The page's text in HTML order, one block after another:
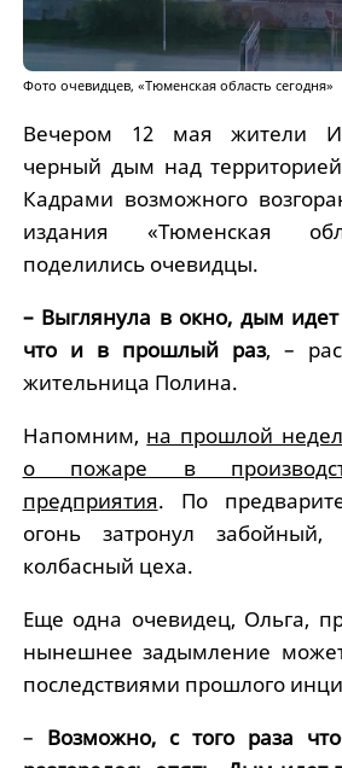
Фото очевидцев, «Тюменская область сегодня»
Вечером 12 мая жители
черный дым над
Кадрами возможного
издания «Тюменская
поделились очевидцы.
– Выглянула в окно, дым
что и в прошлый раз, –
жительница Полина.
Напомним, на прошлой
о пожаре в
предприятия. По
огонь затронул
колбасный цеха.
Еще одна очевидец, Ольга,
нынешнее задымление
последствиями прошлого
– Возможно, с того раза